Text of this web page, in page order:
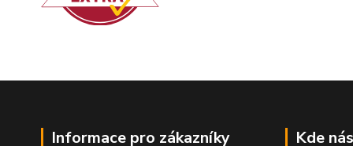
Informace pro zákazníky Kde